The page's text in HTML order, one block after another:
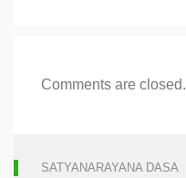
Comments are closed.
SATYANARAYANA DASA